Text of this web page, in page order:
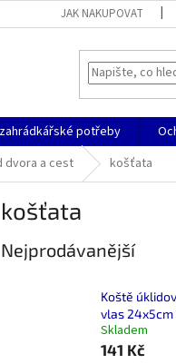
JAK NAKUPOVAT
potřeby
dvora a cest košťata
košťata
Nejprodávanější
Koště
vlas 24x5cm
Skladem
141 Kč